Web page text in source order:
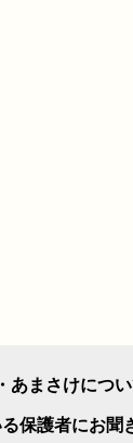
あまさけにつ
保護者にお聞